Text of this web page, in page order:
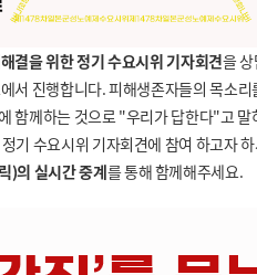
결을 위한 정기 수요시위 기자회견을
서 진행합니다. 피해생존자들의 목소
함께하는 것으로 "우리가 답한다"고
기 수요시위 기자회견에 참여 하고자
)의 실시간 중계를 통해 함께해주세요.